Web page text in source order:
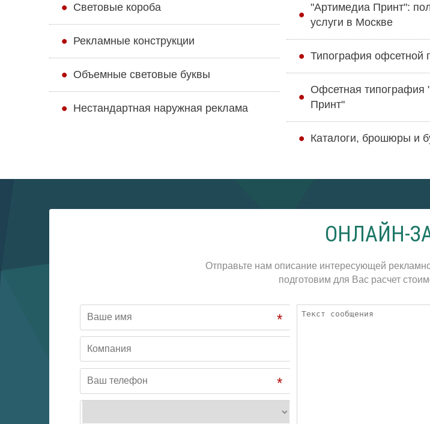
Cветовые короба
Рекламные конструкции
Объемные световые буквы
Нестандартная наружная реклама
"Артимедиа Принт":
услуги в Москве
Типография офсетной
Офсетная типография
Принт"
Каталоги, брошюры и
ОНЛАЙН-
Отправьте нам описание интересующей
подготовим для Вас расчет
*
*